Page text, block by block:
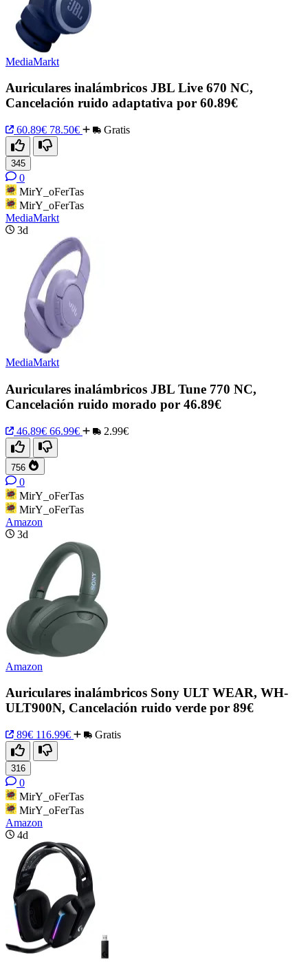
MediaMarkt
Auriculares inalámbricos JBL Live 670 NC,
Cancelación ruido adaptativa por 60.89€
60.89€ 78.50€ Gratis
345
0
MirY_oFerTas
MirY_oFerTas
MediaMarkt
3d
MediaMarkt
Auriculares inalámbricos JBL Tune 770 NC,
Cancelación ruido morado por 46.89€
46.89€ 66.99€ 2.99€
756
0
MirY_oFerTas
MirY_oFerTas
Amazon
3d
Amazon
Auriculares inalámbricos Sony ULT WEAR, WH-
ULT900N, Cancelación ruido verde por 89€
89€ 116.99€ Gratis
316
0
MirY_oFerTas
MirY_oFerTas
Amazon
4d